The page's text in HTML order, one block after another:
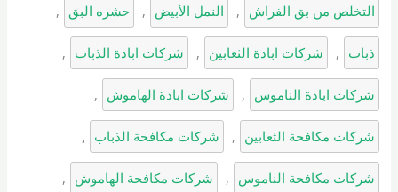
التخلص من بق الفراش , النمل الأبيض , حشره البق ,
ذباب , شركات ابادة الثعابين , شركات ابادة الذباب ,
شركات ابادة الناموس , شركات ابادة الهاموش ,
شركات مكافحة الثعابين , شركات مكافحة الذباب ,
شركات مكافحة الناموس , شركات مكافحة الهاموش ,